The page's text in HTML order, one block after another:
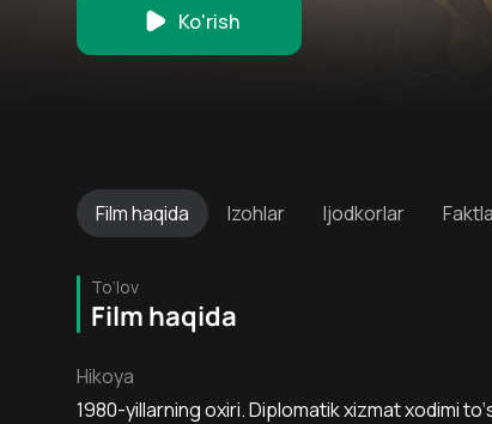
Ko'rish
Filmhaqida Izohlar Ijodkorlar
To‘lov
Film haqida
Hikoya
1980-yillarning oxiri. Diplomatik xizmat xodimi